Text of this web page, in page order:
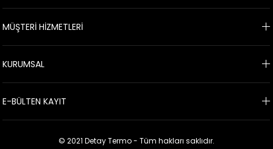
MÜŞTERİ HİZMETLERİ
KURUMSAL
E-BÜLTEN KAYIT
© 2021 Detay Termo - Tüm hakları saklıdır.